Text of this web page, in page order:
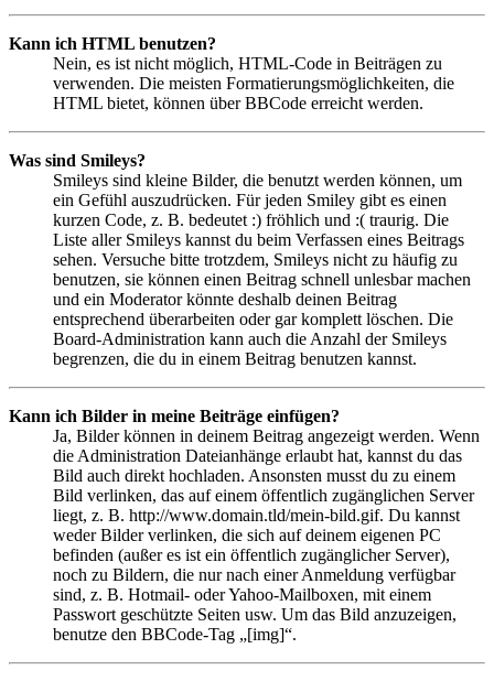
Kann ich HTML benutzen?
Nein, es ist nicht möglich, HTML-Code in Beiträgen zu
verwenden. Die meisten Formatierungsmöglichkeiten, die
HTML bietet, können über BBCode erreicht werden.
Was sind Smileys?
Smileys sind kleine Bilder, die benutzt werden können, um
ein Gefühl auszudrücken. Für jeden Smiley gibt es einen
kurzen Code, z. B. bedeutet :) fröhlich und :( traurig. Die
Liste aller Smileys kannst du beim Verfassen eines Beitrags
sehen. Versuche bitte trotzdem, Smileys nicht zu häufig zu
benutzen, sie können einen Beitrag schnell unlesbar machen
und ein Moderator könnte deshalb deinen Beitrag
entsprechend überarbeiten oder gar komplett löschen. Die
Board-Administration kann auch die Anzahl der Smileys
begrenzen, die du in einem Beitrag benutzen kannst.
Kann ich Bilder in meine Beiträge einfügen?
Ja, Bilder können in deinem Beitrag angezeigt werden. Wenn
die Administration Dateianhänge erlaubt hat, kannst du das
Bild auch direkt hochladen. Ansonsten musst du zu einem
Bild verlinken, das auf einem öffentlich zugänglichen Server
liegt, z. B. http://www.domain.tld/mein-bild.gif. Du kannst
weder Bilder verlinken, die sich auf deinem eigenen PC
befinden (außer es ist ein öffentlich zugänglicher Server),
noch zu Bildern, die nur nach einer Anmeldung verfügbar
sind, z. B. Hotmail- oder Yahoo-Mailboxen, mit einem
Passwort geschützte Seiten usw. Um das Bild anzuzeigen,
benutze den BBCode-Tag „[img]“.